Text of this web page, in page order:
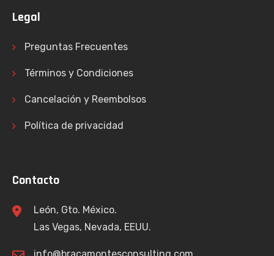
Legal
Preguntas Frecuentes
Términos y Condiciones
Cancelación y Reembolsos
Política de privacidad
Contacto
León, Gto. México.
Las Vegas, Nevada, EEUU.